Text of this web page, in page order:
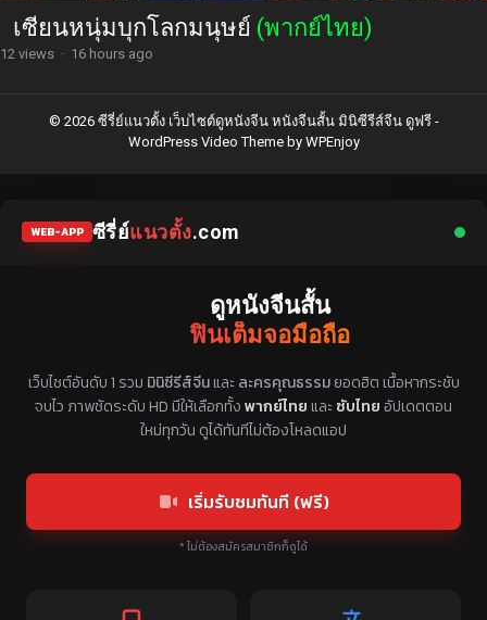
เซียนหนุ่มบุกโลกมนุษย์ (พากย์ไทย)
12 views · 16 hours ago
© 2026 ซีรี่ย์แนวตั้ง เว็บไซต์ดูหนังจีน หนังจีนสั้น มินิซีรีส์จีน ดูฟรี -
WordPress Video Themeby WPEnjoy
WEB-APP ซีรี่ย์แนวตั้ง.com
ดูหนังจีนสั้น
ฟินเต็มจอมือถือ
เว็บไซต์อันดับ 1 รวม มินิซีรีส์จีนและ ละครคุณธรรมยอดฮิต เนื้อหากระชับ
จบไว ภาพชัดระดับ HD มีให้เลือกทั้งพากย์ไทยและ ซับไทยอัปเดตตอน
ใหม่ทุกวัน ดูได้ทันทีไม่ต้องโหลดแอป
เริ่มรับชมทันที (ฟรี)
* ไม่ต้องสมัครสมาชิกก็ดูได้